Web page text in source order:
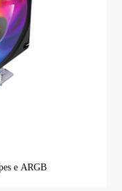
e ARGB